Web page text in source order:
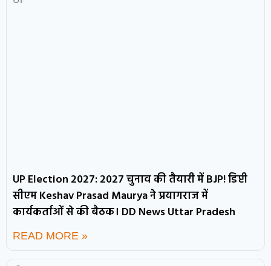
UP Election 2027: 2027 चुनाव की तैयारी में BJP! डिप्टी
सीएम Keshav Prasad Maurya ने प्रयागराज में
कार्यकर्ताओं से की बैठक। DD News Uttar Pradesh
READ MORE »